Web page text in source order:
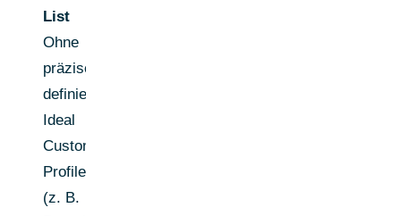
List
Ohne
präzise
definierte
Ideal
Customer
Profiles
(z. B.